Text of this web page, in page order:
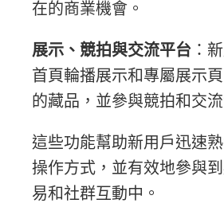
在的商業機會。
展示、競拍與交流平台 ：
首頁輪播展示和專屬展示
的藏品，並參與競拍和交流
這些功能幫助新用戶迅速
操作方式，並有效地參與
易和社群互動中​​。